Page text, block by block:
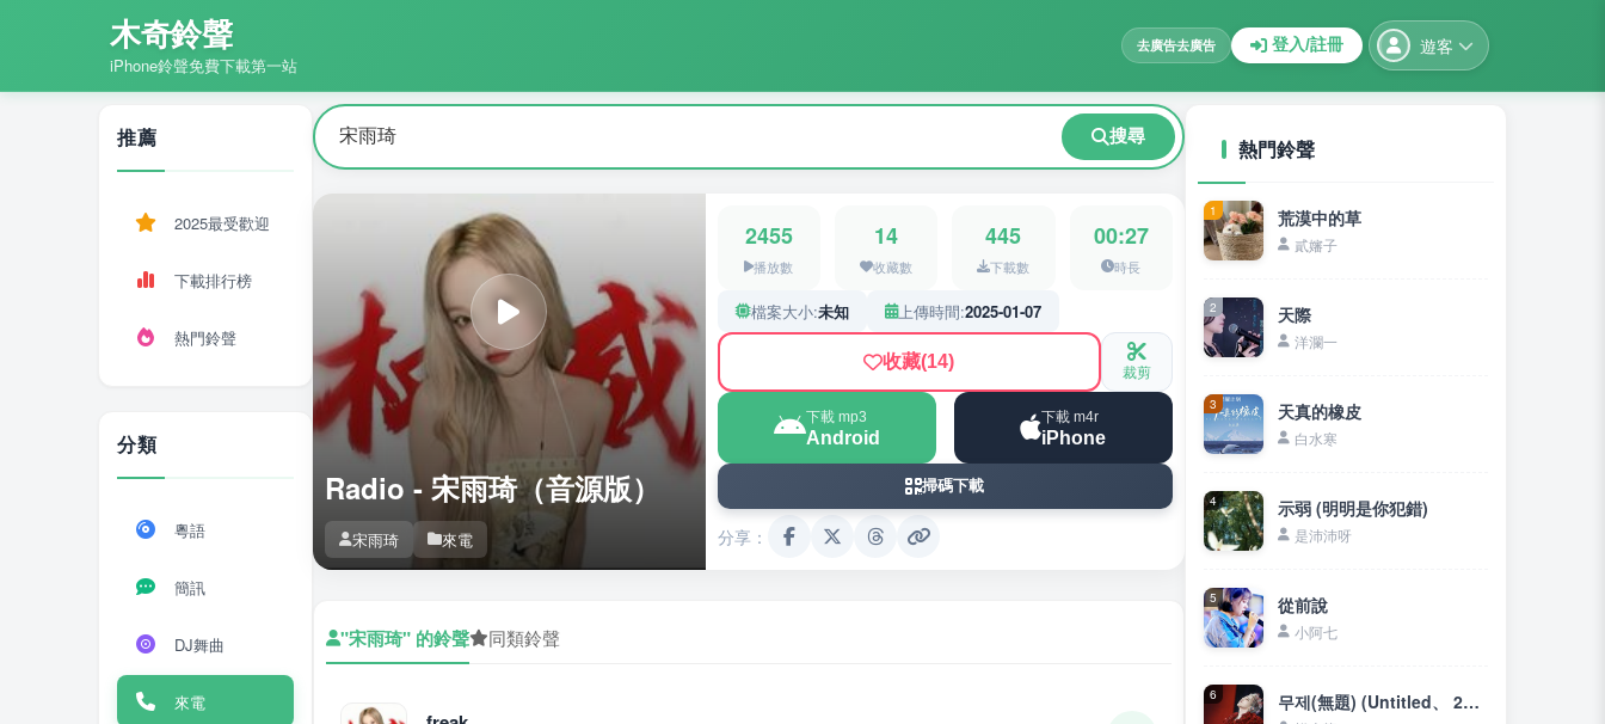
木奇鈴聲
iPhone鈴聲免費下載第一站
去廣告去廣告 登入/註冊 遊客
推薦
2025最受歡迎
下載排行榜
熱門鈴聲
分類
粵語
簡訊
DJ舞曲
來電
搜尋
Radio - 宋雨琦（音源版）
宋雨琦 來電
2455
播放數
14
收藏數
445
下載數
00:27
時長
檔案大小:未知 上傳時間:2025-01-07
收藏(14) 裁剪
下載 mp3
Android
下載 m4r
iPhone
掃碼下載
分享：
"宋雨琦" 的鈴聲 同類鈴聲
熱門鈴聲
1 荒漠中的草
貳嬸子
2 天際
洋瀾一
3 天真的橡皮
白水寒
4 示弱 (明明是你犯錯)
是沛沛呀
5 從前說
小阿七
6 무제(無題) (Untitled、 2014)